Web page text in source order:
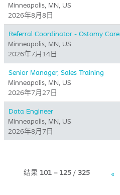
Minneapolis, MN, US
2026年8月8日
Referral Coordinator - Ostomy Care
Minneapolis, MN, US
2026年7月14日
Senior Manager, Sales Training
Minneapolis, MN, US
2026年7月27日
Data Engineer
Minneapolis, MN, US
2026年8月7日
结果 101 – 125 / 325 «